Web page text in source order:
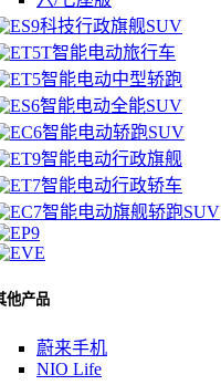
科技行政旗舰SUV
智能电动旅行车
智能电动中型轿跑
智能电动全能SUV
智能电动轿跑SUV
智能电动行政旗舰
智能电动行政轿车
智能电动旗舰轿跑SUV
他产品
蔚来手机
NIO Life